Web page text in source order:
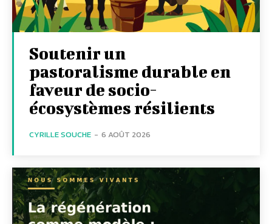
Soutenir un
pastoralisme durable en
faveur de socio-
écosystèmes résilients
CYRILLE SOUCHE - 6 AOÛT 2026